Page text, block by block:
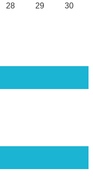
28 29
30